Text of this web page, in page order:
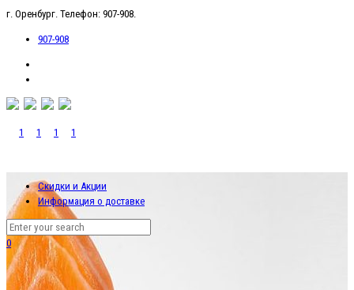
г. Оренбург. Телефон: 907-908.
907-908
Скидки и Акции
Информация о доставке
0